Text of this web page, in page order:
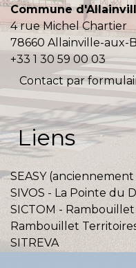
Commune
4 rue Michel Chartier
78660 Allainville-aux-
+33 1 30 59 00 03
Contact par
Liens
SEASY (anciennement
SIVOS - La Pointe du
SICTOM - Rambouillet
Rambouillet
SITREVA